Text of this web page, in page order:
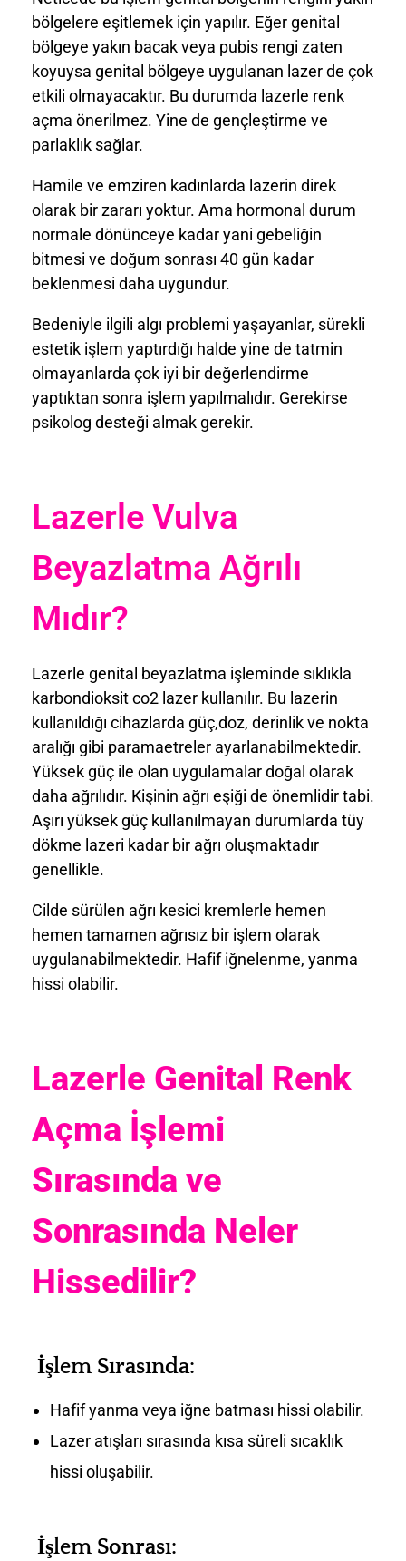
bölgelere eşitlemek için yapılır. Eğer genital
bölgeye yakın bacak veya pubis rengi zaten
koyuysa genital bölgeye uygulanan lazer de çok
etkili olmayacaktır. Bu durumda lazerle renk
açma önerilmez. Yine de gençleştirme ve
parlaklık sağlar.
Hamile ve emziren kadınlarda lazerin direk
olarak bir zararı yoktur. Ama hormonal durum
normale dönünceye kadar yani gebeliğin
bitmesi ve doğum sonrası 40 gün kadar
beklenmesi daha uygundur.
Bedeniyle ilgili algı problemi yaşayanlar, sürekli
estetik işlem yaptırdığı halde yine de tatmin
olmayanlarda çok iyi bir değerlendirme
yaptıktan sonra işlem yapılmalıdır. Gerekirse
psikolog desteği almak gerekir.
Lazerle Vulva
Beyazlatma Ağrılı
Mıdır?
Lazerle genital beyazlatma işleminde sıklıkla
karbondioksit co2 lazer kullanılır. Bu lazerin
kullanıldığı cihazlarda güç,doz, derinlik ve nokta
aralığı gibi paramaetreler ayarlanabilmektedir.
Yüksek güç ile olan uygulamalar doğal olarak
daha ağrılıdır. Kişinin ağrı eşiği de önemlidir tabi.
Aşırı yüksek güç kullanılmayan durumlarda tüy
dökme lazeri kadar bir ağrı oluşmaktadır
genellikle.
Cilde sürülen ağrı kesici kremlerle hemen
hemen tamamen ağrısız bir işlem olarak
uygulanabilmektedir. Hafif iğnelenme, yanma
hissi olabilir.
Lazerle Genital Renk
Açma İşlemi
Sırasında ve
Sonrasında Neler
Hissedilir?
İşlem Sırasında:
Hafif yanma veya iğne batması hissi olabilir.
Lazer atışları sırasında kısa süreli sıcaklık
hissi oluşabilir.
İşlem Sonrası: